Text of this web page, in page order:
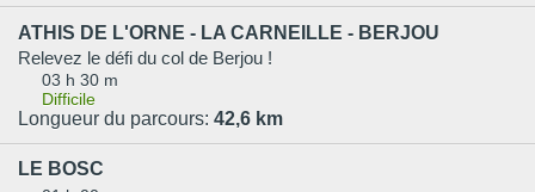
ATHIS DE L'ORNE - LA CARNEILLE - BERJOU
Relevez le défi du col de Berjou !
03 h 30 m
Difficile
Longueur du parcours: 42,6 km
LE BOSC